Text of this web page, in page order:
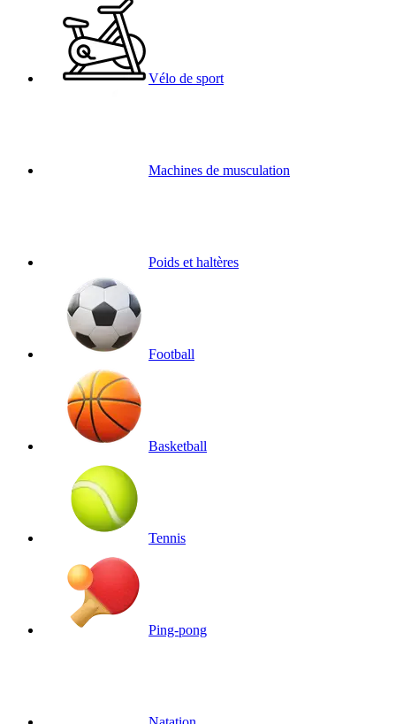
Vélo de sport
Machines de musculation
Poids et haltères
Football
Basketball
Tennis
Ping-pong